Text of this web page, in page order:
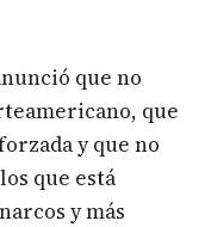
que no
que
y que no
que está
y más